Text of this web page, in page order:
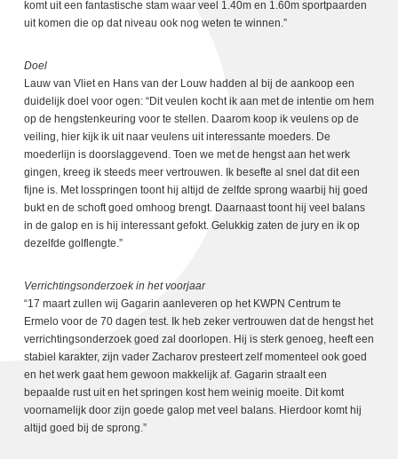
komt uit een fantastische stam waar veel 1.40m en 1.60m sportpaarden
uit komen die op dat niveau ook nog weten te winnen.”
Doel
Lauw van Vliet en Hans van der Louw hadden al bij de aankoop een
duidelijk doel voor ogen: “Dit veulen kocht ik aan met de intentie om hem
op de hengstenkeuring voor te stellen. Daarom koop ik veulens op de
veiling, hier kijk ik uit naar veulens uit interessante moeders. De
moederlijn is doorslaggevend. Toen we met de hengst aan het werk
gingen, kreeg ik steeds meer vertrouwen. Ik besefte al snel dat dit een
fijne is. Met losspringen toont hij altijd de zelfde sprong waarbij hij goed
bukt en de schoft goed omhoog brengt. Daarnaast toont hij veel balans
in de galop en is hij interessant gefokt. Gelukkig zaten de jury en ik op
dezelfde golflengte.”
Verrichtingsonderzoek in het voorjaar
“17 maart zullen wij Gagarin aanleveren op het KWPN Centrum te
Ermelo voor de 70 dagen test. Ik heb zeker vertrouwen dat de hengst het
verrichtingsonderzoek goed zal doorlopen. Hij is sterk genoeg, heeft een
stabiel karakter, zijn vader Zacharov presteert zelf momenteel ook goed
en het werk gaat hem gewoon makkelijk af. Gagarin straalt een
bepaalde rust uit en het springen kost hem weinig moeite. Dit komt
voornamelijk door zijn goede galop met veel balans. Hierdoor komt hij
altijd goed bij de sprong.”